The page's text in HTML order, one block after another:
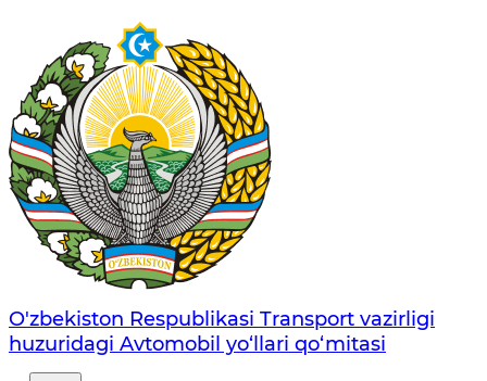
O'zbekiston Respublikasi Transport vazirligi
huzuridagi Avtomobil yo‘llari qo‘mitasi